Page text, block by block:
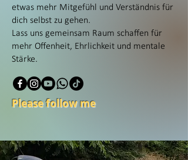
etwas mehr Mitgefühl und Verständnis für
dich selbst zu gehen.
Lass uns gemeinsam Raum schaffen für
mehr Offenheit, Ehrlichkeit und mentale
Stärke.
Please follow me